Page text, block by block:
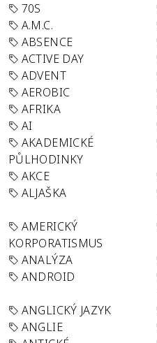
70S
A.M.C.
ABSENCE
ACTIVE DAY
ADVENT
AEROBIC
AFRIKA
AI
AKADEMICKÉ
PŮLHODINKY
AKCE
ALJAŠKA
AMERICKÝ
KORPORATISMUS
ANALÝZA
ANDROID
ANGLICKÝ JAZYK
ANGLIE